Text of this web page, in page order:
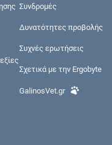
Συνδρομές
Δυνατότητες προβολής
Συχνές ερωτήσεις
Σχετικά με την Ergobyte
GalinosVet.gr